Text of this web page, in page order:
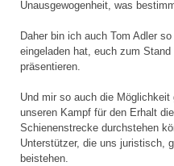
Unausgewogenheit, was
Daher bin ich auch Tom Adler
eingeladen hat, euch zum
präsentieren.
Und mir so auch die
unseren Kampf für den Erhalt
Schienenstrecke durchstehen
Unterstützer, die uns juristisch,
beistehen.